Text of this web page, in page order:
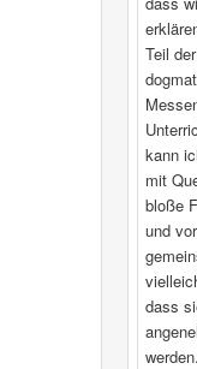
Teil
kann
mit
bloße
und
dass
werden.